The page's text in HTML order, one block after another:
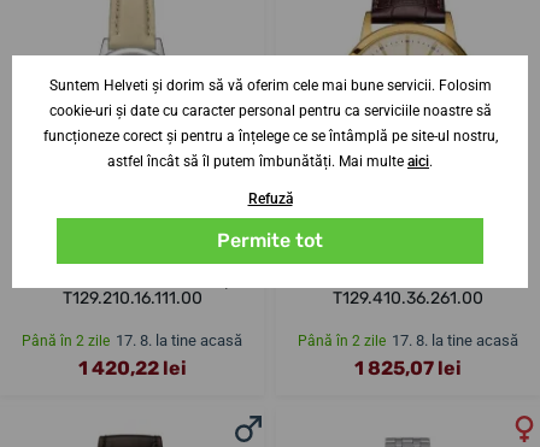
T129.210.16.111.00
Până în 2 zile 17. 8. la tine acasă
1 420,22 lei
T129.410.36.261.00
Până în 2 zile 17. 8. la tine acasă
1 825,07 lei
Suntem Helveti și dorim să vă oferim cele mai bune servicii. Folosim
cookie-uri și date cu caracter personal pentru ca serviciile noastre să
funcționeze corect și pentru a înțelege ce se întâmplă pe site-ul nostru,
astfel încât să îl putem îmbunătăți. Mai multe aici.
Refuză
Permite tot